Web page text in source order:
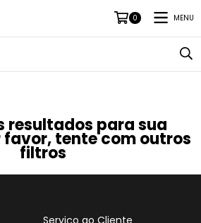
0 MENU
resultados para sua
favor, tente com outros
filtros
Serviço ao Cliente